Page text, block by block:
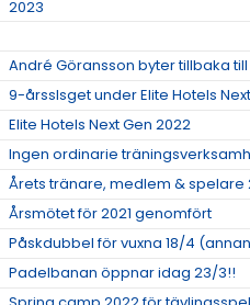
2023
André Göransson byter tillbaka till
9-årsslsget under Elite Hotels
Elite Hotels Next Gen 2022
Ingen ordinarie
Årets tränare, medlem & spelare
Årsmötet för 2021 genomfört
Påskdubbel för vuxna 18/4
Padelbanan öppnar idag 23/3!!